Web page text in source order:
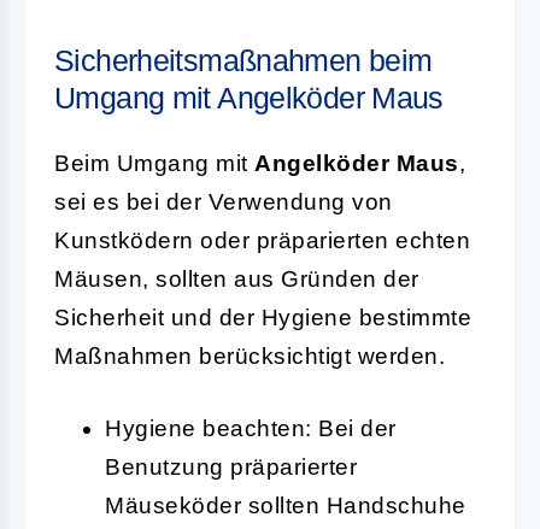
Sicherheitsmaßnahmen beim
Umgang mit Angelköder Maus
Beim Umgang mit Angelköder Maus,
sei es bei der Verwendung von
Kunstködern oder präparierten echten
Mäusen, sollten aus Gründen der
Sicherheit und der Hygiene bestimmte
Maßnahmen berücksichtigt werden.
Hygiene beachten: Bei der
Benutzung präparierter
Mäuseköder sollten Handschuhe